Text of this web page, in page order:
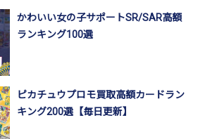
かわいい女の子サポートSR/SAR高額
ランキング100選
ピカチュウプロモ買取高額カードラン
キング200選【毎日更新】